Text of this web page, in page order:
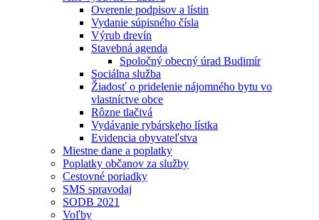
Overenie podpisov a lístin
Vydanie súpisného čísla
Výrub drevín
Stavebná agenda
Spoločný obecný úrad Budimír
Sociálna služba
Žiadosť o pridelenie nájomného bytu vo
vlastníctve obce
Rôzne tlačivá
Vydávanie rybárskeho lístka
Evidencia obyvateľstva
Miestne dane a poplatky
Poplatky občanov za služby
Cestovné poriadky
SMS spravodaj
SODB 2021
Voľby